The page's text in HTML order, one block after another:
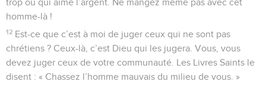
trop ou qui aime l’argent. Ne mangez même pas avec cet
homme-là !
12 Est-ce que c’est à moi de juger ceux qui ne sont pas
chrétiens ? Ceux-là, c’est Dieu qui les jugera. Vous, vous
devez juger ceux de votre communauté. Les Livres Saints le
disent : « Chassez l’homme mauvais du milieu de vous. »